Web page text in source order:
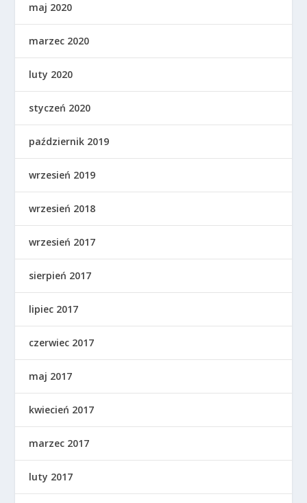
maj 2020
marzec 2020
luty 2020
styczeń 2020
październik 2019
wrzesień 2019
wrzesień 2018
wrzesień 2017
sierpień 2017
lipiec 2017
czerwiec 2017
maj 2017
kwiecień 2017
marzec 2017
luty 2017